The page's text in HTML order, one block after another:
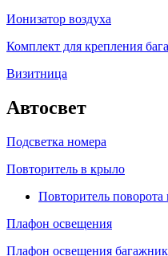
Ионизатор воздуха
Комплект для крепления
Визитница
Автосвет
Подсветка номера
Повторитель в крыло
Повторитель
Плафон освещения
Плафон освещения